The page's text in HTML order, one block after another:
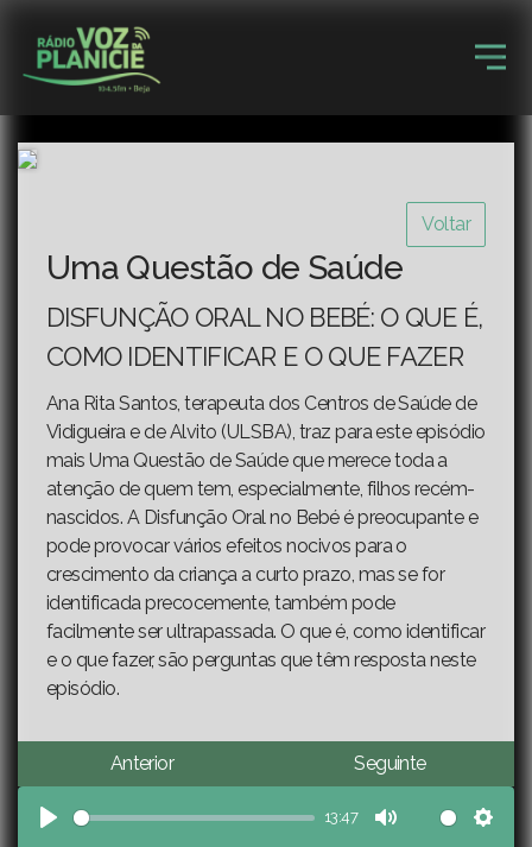
Voltar
Uma Questão de Saúde
DISFUNÇÃO ORAL NO BEBÉ: O QUE É,
COMO IDENTIFICAR E O QUE FAZER
Ana Rita Santos, terapeuta dos Centros de Saúde de
Vidigueira e de Alvito (ULSBA), traz para este episódio
mais Uma Questão de Saúde que merece toda a
atenção de quem tem, especialmente, filhos recém-
nascidos. A Disfunção Oral no Bebé é preocupante e
pode provocar vários efeitos nocivos para o
crescimento da criança a curto prazo, mas se for
identificada precocemente, também pode
facilmente ser ultrapassada. O que é, como identificar
e o que fazer, são perguntas que têm resposta neste
episódio.
Anterior Seguinte
13:47